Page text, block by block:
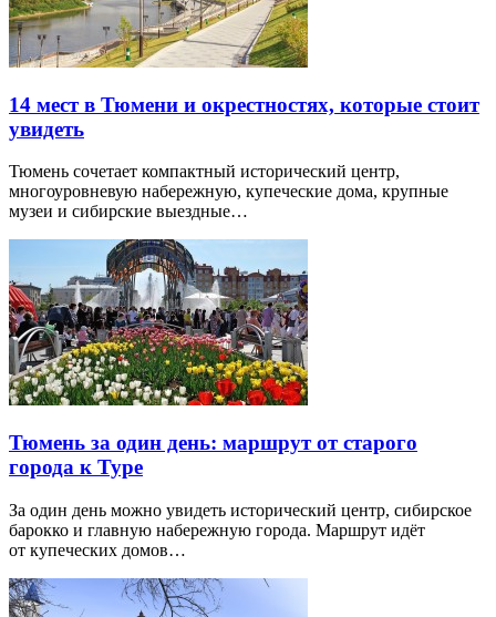
14 мест в Тюмени и окрестностях, которые стоит
увидеть
Тюмень сочетает компактный исторический центр,
многоуровневую набережную, купеческие дома, крупные
музеи и сибирские выездные…
Тюмень за один день: маршрут от старого
города к Туре
За один день можно увидеть исторический центр, сибирское
барокко и главную набережную города. Маршрут идёт
от купеческих домов…